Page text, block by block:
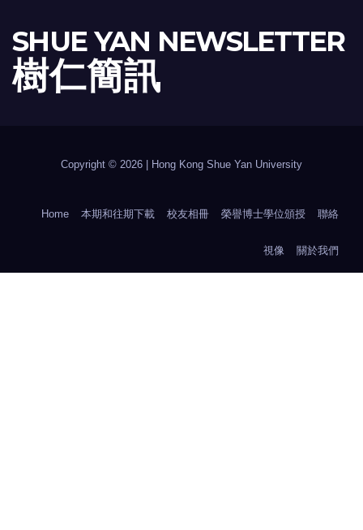
SHUE YAN NEWSLETTER
樹 仁 簡 訊
Copyright © 2026 | Hong Kong Shue Yan University
Home 本期和往期下載 校友相冊 榮譽博士學位頒授 聯絡
視像 關於我們